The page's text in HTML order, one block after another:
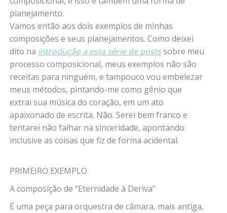
planejamento.
Vamos então aos dois exemplos de minhas
composições e seus planejamentos. Como deixei
dito na introdução a esta série de postssobre meu
processo composicional, meus exemplos não são
receitas para ninguém, e tampouco vou embelezar
meus métodos, pintando-me como gênio que
extrai sua música do coração, em um ato
apaixonado de escrita. Não. Serei bem franco e
tentarei não falhar na sinceridade, apontando
inclusive as coisas que fiz de forma acidental.
PRIMEIRO EXEMPLO
A composição de “Eternidade à Deriva”
É uma peça para orquestra de câmara, mais antiga,